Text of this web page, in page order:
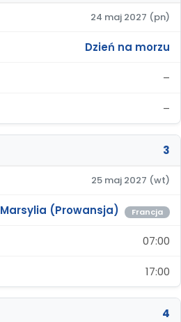
24 maj 2027 (pn)
Dzień na morzu
–
–
3
25 maj 2027 (wt)
Marsylia (Prowansja) Francja
07:00
17:00
4